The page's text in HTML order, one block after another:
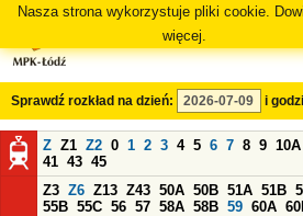
Nasza strona wykorzystuje pliki cookie.
więcej.
Sprawdź rozkład na dzień: i
Z Z1 Z2 0 1 2 3 4 5 6 7 8 9 10A
41 43 45
Z3 Z6 Z13 Z43 50A 50B 51A 51B
55B 55C 56 57 58A 58B 59 60A